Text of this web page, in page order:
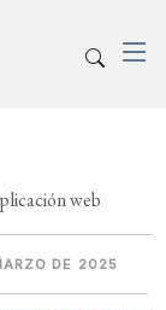
web
DE 2025